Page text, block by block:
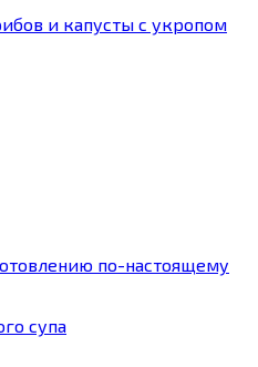
и капусты с укропом
по-настоящему
супа